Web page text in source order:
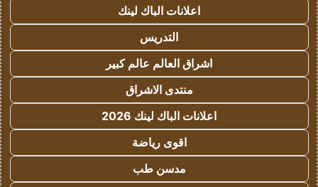
اعلانات الباك لينك
التدريس
اشراق العالم عالم كبير
منتدى الاشراق
اعلانات الباك لينك 2026
اقوى رياضة
مدسن طب